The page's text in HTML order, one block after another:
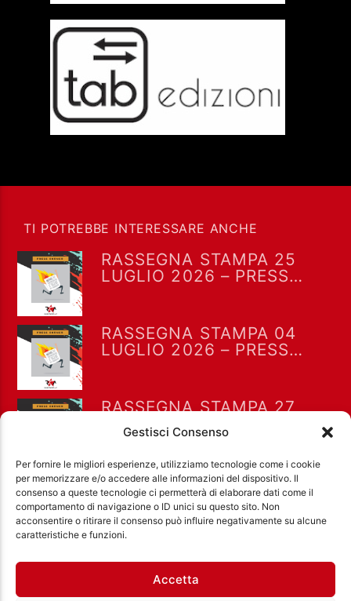
Gestisci Consenso
Per fornire le migliori esperienze, utilizziamo tecnologie come i cookie
per memorizzare e/o accedere alle informazioni del dispositivo. Il
consenso a queste tecnologie ci permetterà di elaborare dati come il
comportamento di navigazione o ID unici su questo sito. Non
acconsentire o ritirare il consenso può influire negativamente su alcune
caratteristiche e funzioni.
Accetta
TI POTREBBE INTERESSARE ANCHE
RASSEGNA STAMPA 25
LUGLIO 2026 – PRESS
RASSEGNA STAMPA 04
LUGLIO 2026 – PRESS
RASSEGNA STAMPA 27
GIUGNO 2026 – PRESS
CORNER
Ass. Cult. Dissociazione - Codice fiscale:
Città Aperta via di Casal Bruciato 31/A, Roma